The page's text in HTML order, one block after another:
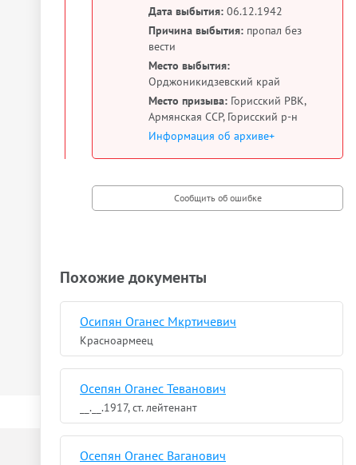
Дата выбытия: 06.12.1942
Причина выбытия: пропал без
вести
Место выбытия:
Орджоникидзевский край
Место призыва: Горисский РВК,
Армянская ССР, Горисский р-н
Информация об архиве+
Похожие документы
Осипян Оганес Мкртичевич
Красноармеец
Осепян Оганес Теванович
__.__.1917, ст. лейтенант
Осепян Оганес Ваганович